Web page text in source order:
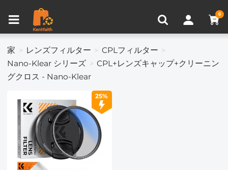
0
家 レンズフィルター
CPLフィルター
Nano-Klear シリーズ
CPL+レンズキャップ+クリーニン
グクロス - Nano-Klear
25%